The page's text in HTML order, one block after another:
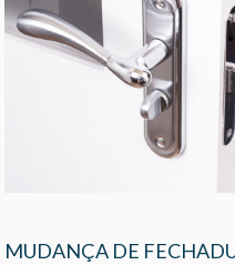
MUDANÇA DE